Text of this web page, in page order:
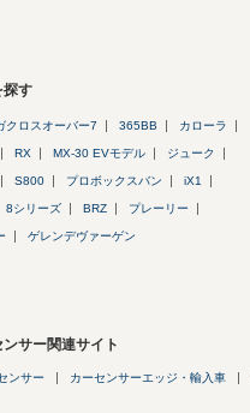
探す
クロスオーバー7 365BB カローラ
RX MX-30 EVモデル ジューク
S800 プロボックスバン iX1
8シリーズ BRZ プレーリー
ゲレンデヴァーゲン
サー関連サイト
ンサー カーセンサーエッジ・輸入車